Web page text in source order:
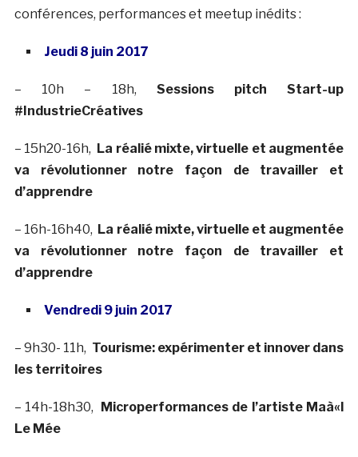
conférences, performances et meetup inédits :
Jeudi 8 juin 2017
– 10h – 18h, Sessions pitch Start-up
#IndustrieCréatives
– 15h20-16h, La réalié mixte, virtuelle et augmentée
va révolutionner notre façon de travailler et
d’apprendre
– 16h-16h40, La réalié mixte, virtuelle et augmentée
va révolutionner notre façon de travailler et
d’apprendre
Vendredi 9 juin 2017
– 9h30- 11h, Tourisme: expérimenter et innover dans
les territoires
– 14h-18h30, Microperformances de l’artiste Maà«l
Le Mée